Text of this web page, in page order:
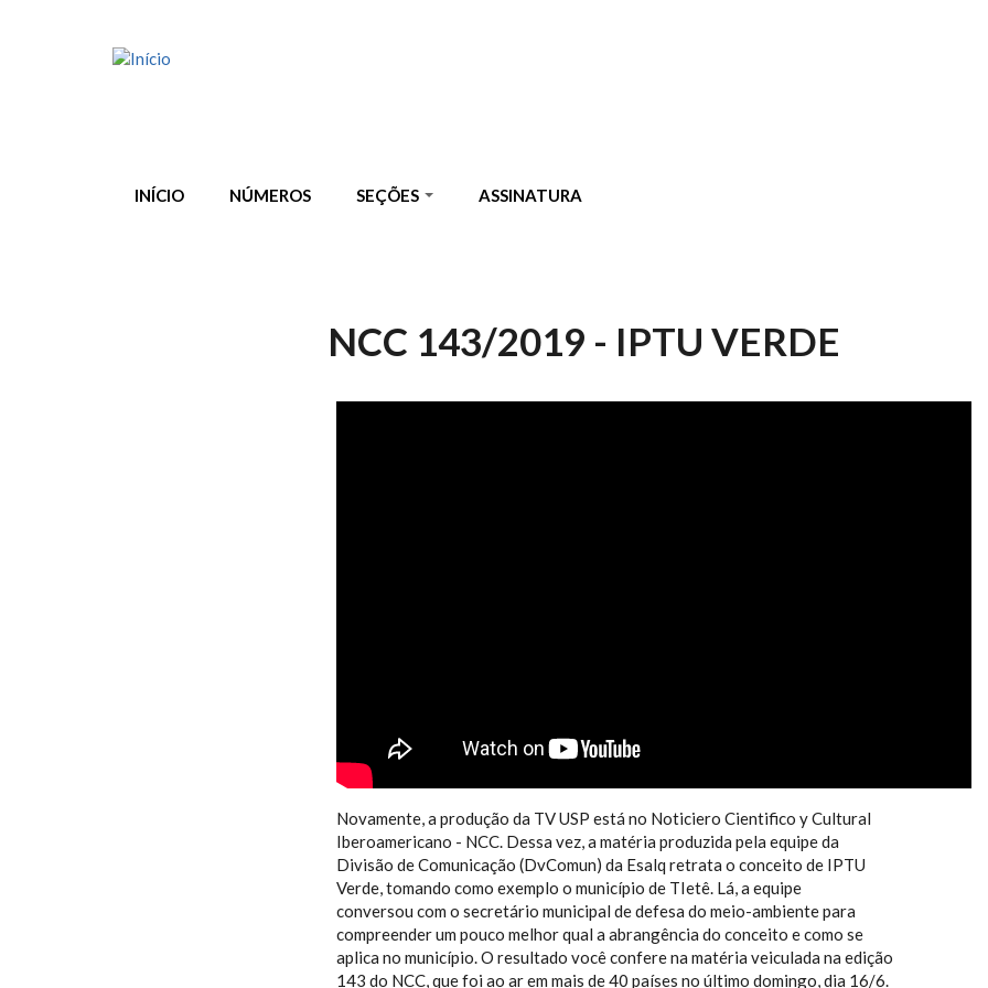
INÍCIO NÚMEROS SEÇÕES ASSINATURA
NCC 143/2019 - IPTU VERDE
Novamente, a produção da TV USP está no Noticiero Cientifico y Cultural
Iberoamericano - NCC. Dessa vez, a matéria produzida pela equipe da
Divisão de Comunicação (DvComun) da Esalq retrata o conceito de IPTU
Verde, tomando como exemplo o município de TIetê. Lá, a equipe
conversou com o secretário municipal de defesa do meio-ambiente para
compreender um pouco melhor qual a abrangência do conceito e como se
aplica no município. O resultado você confere na matéria veiculada na edição
143 do NCC, que foi ao ar em mais de 40 países no último domingo, dia 16/6.